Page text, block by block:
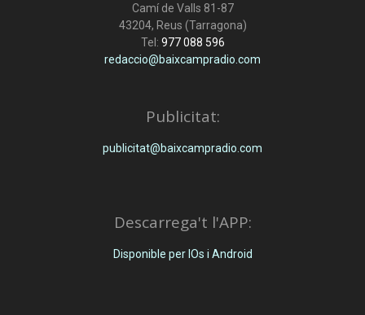
Camí de Valls 81-87
43204, Reus (Tarragona)
Tel: 977 088 596
redaccio@baixcampradio.com
Publicitat:
publicitat@baixcampradio.com
Descarrega't l'APP:
Disponible per IOs i Android